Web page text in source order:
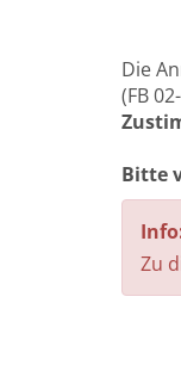
Die
(FB
Bitte
Zu